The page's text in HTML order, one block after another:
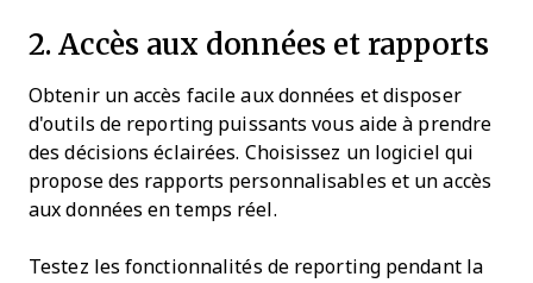
2. Accès aux données et rapports
Obtenir un accès facile aux données et disposer
d'outils de reporting puissants vous aide à prendre
des décisions éclairées. Choisissez un logiciel qui
propose des rapports personnalisables et un accès
aux données en temps réel.
Testez les fonctionnalités de reporting pendant la